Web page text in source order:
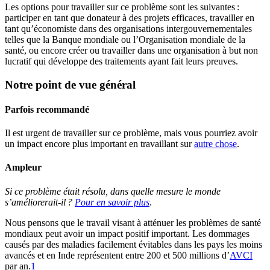
Les options pour travailler sur ce problème sont les suivantes :
participer en tant que donateur à des projets efficaces, travailler en
tant qu’économiste dans des organisations intergouvernementales
telles que la Banque mondiale ou l’Organisation mondiale de la
santé, ou encore créer ou travailler dans une organisation à but non
lucratif qui développe des traitements ayant fait leurs preuves.
Notre point de vue général
Parfois recommandé
Il est urgent de travailler sur ce problème, mais vous pourriez avoir
un impact encore plus important en travaillant surautre chose.
Ampleur
Si ce problème était résolu, dans quelle mesure le monde
s’améliorerait-il ? Pour en savoir plus.
Nous pensons que le travail visant à atténuer les problèmes de santé
mondiaux peut avoir un impact positif important. Les dommages
causés par des maladies facilement évitables dans les pays les moins
avancés et en Inde représentent entre 200 et 500 millions d’AVCI
par an.⁠1